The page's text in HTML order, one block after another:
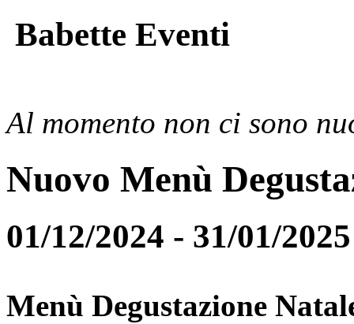
Babette Eventi
Al momento non ci sono
Nuovo Menù
01/12/2024 - 31/01/2025
Menù Degustazione